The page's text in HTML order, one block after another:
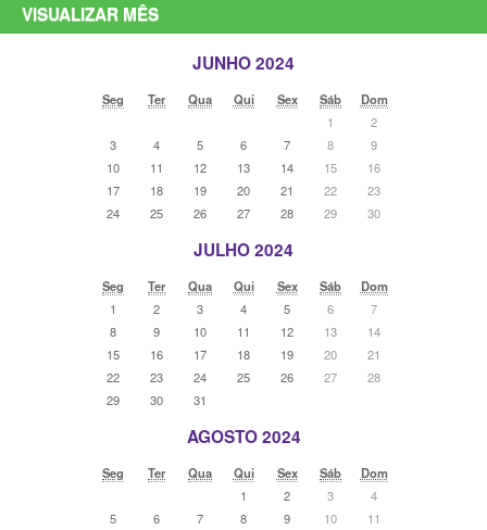
VISUALIZAR MÊS
JUNHO 2024
Seg Ter Qua Qui Sex Sáb
Dom
1
2
3
4 5 6 7 8
9
10
11 12 13 14 15
16
17
18 19 20 21 22
23
24
25 26 27 28 29 30
JULHO 2024
Seg Ter Qua Qui Sex Sáb
Dom
1
2 3 4 5 6
7
8
9 10 11 12 13
14
15
16 17 18 19 20
21
22
23 24 25 26 27
28
29
30 31
AGOSTO 2024
Seg Ter Qua Qui Sex Sáb
Dom
1
2 3
4
5
6 7 8 9 10
11